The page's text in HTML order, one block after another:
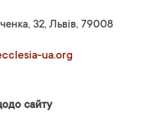
32, Львів, 79008
ua.org
сайту